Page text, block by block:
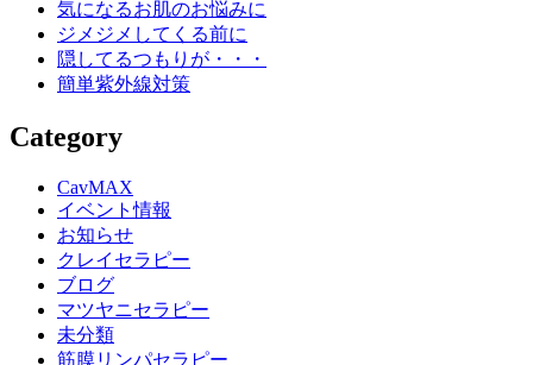
り
気になるお肌のお悩みに
ジメジメしてくる前に
隠してるつもりが・・・
簡単紫外線対策
Category
CavMAX
イベント情報
お知らせ
クレイセラピー
ブログ
マツヤニセラピー
未分類
筋膜リンパセラピー